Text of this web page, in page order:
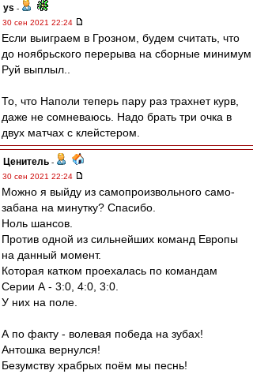
ys -
30 сен 2021 22:24
Если выиграем в Грозном, будем считать, что
до ноябрьского перерыва на сборные минимум
Руй выплыл..
То, что Наполи теперь пару раз трахнет курв,
даже не сомневаюсь. Надо брать три очка в
двух матчах с клейстером.
Ценитель -
30 сен 2021 22:24
Можно я выйду из самопроизвольного само-
забана на минутку? Спасибо.
Ноль шансов.
Против одной из сильнейших команд Европы
на данный момент.
Которая катком проехалась по командам
Серии А - 3:0, 4:0, 3:0.
У них на поле.
А по факту - волевая победа на зубах!
Антошка вернулся!
Безумству храбрых поём мы песнь!